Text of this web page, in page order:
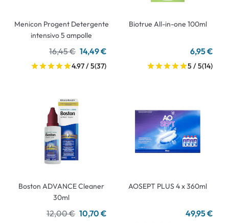
Menicon Progent Detergente
intensivo 5 ampolle
16,45 € 14,49 €
4.97 / 5(37)
Biotrue All-in-one 100ml
6,95 €
5 / 5(14)
Boston ADVANCE Cleaner
30ml
12,00 € 10,70 €
AOSEPT PLUS 4 x 360ml
49,95 €